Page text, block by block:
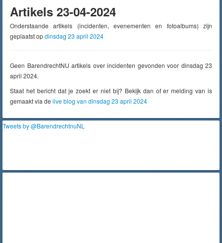
Artikels 23-04-2024
Onderstaande artikels (incidenten, evenementen en fotoalbums) zijn
geplaatst opdinsdag 23 april 2024
Geen BarendrechtNU artikels over incidenten gevonden voor dinsdag 23
april 2024.
Staat het bericht dat je zoekt er niet bij? Bekijk dan of er melding van is
gemaakt via de live blog van dinsdag 23 april 2024
Tweets by @BarendrechtnuNL